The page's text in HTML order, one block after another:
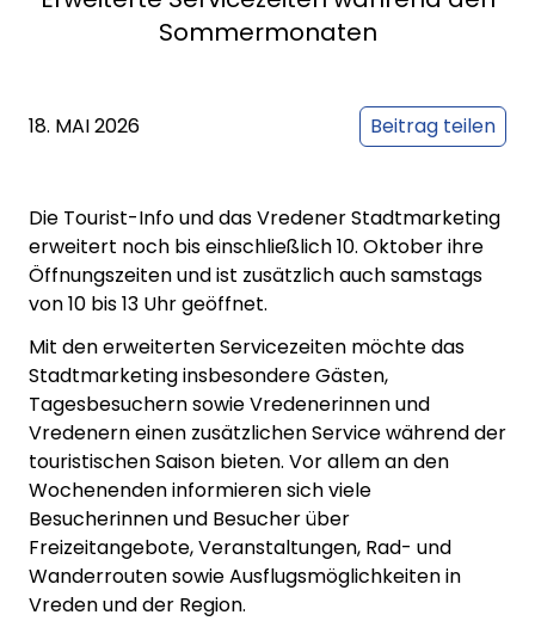
Sommermonaten
18. MAI 2026 Beitrag teilen
Die Tourist-Info und das Vredener Stadtmarketing
erweitert noch bis einschließlich 10. Oktober ihre
Öffnungszeiten und ist zusätzlich auch samstags
von 10 bis 13 Uhr geöffnet.
Mit den erweiterten Servicezeiten möchte das
Stadtmarketing insbesondere Gästen,
Tagesbesuchern sowie Vredenerinnen und
Vredenern einen zusätzlichen Service während der
touristischen Saison bieten. Vor allem an den
Wochenenden informieren sich viele
Besucherinnen und Besucher über
Freizeitangebote, Veranstaltungen, Rad- und
Wanderrouten sowie Ausflugsmöglichkeiten in
Vreden und der Region.